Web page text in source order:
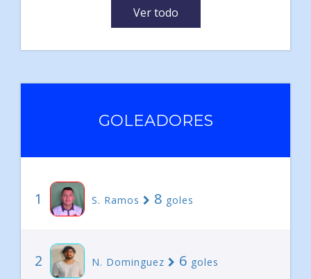
Ver todo
GOLEADORES
1 S. Ramos 8 goles
2 N. Dominguez 6 goles